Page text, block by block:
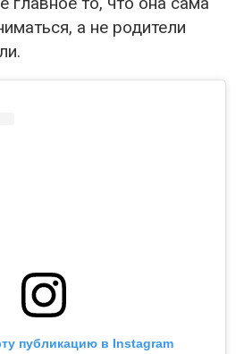
а не родители
публикацию в Instagram